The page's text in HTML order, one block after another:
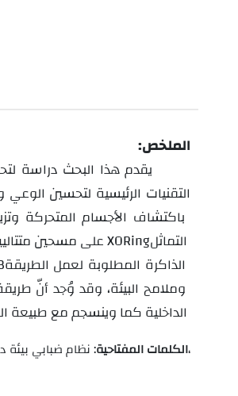
الملخص:
يقدم هذا البحث دراسة
التقنيات الرئيسية لتحسين الوعي
XORingعلى مسحين
الكلمات المفتاحية: نظام ضبابي،